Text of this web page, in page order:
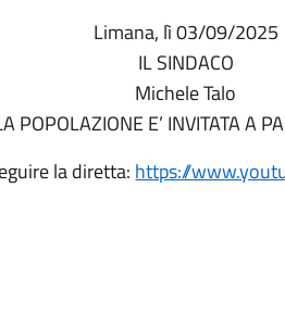
Limana, lì 03/09/2025
IL SINDACO
Michele Talo
POPOLAZIONE E’ INVITATA A
la diretta: https://